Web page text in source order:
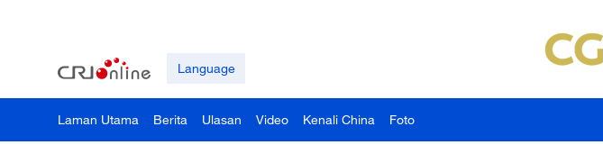
Language
Laman Utama Berita Ulasan Video Kenali China Foto